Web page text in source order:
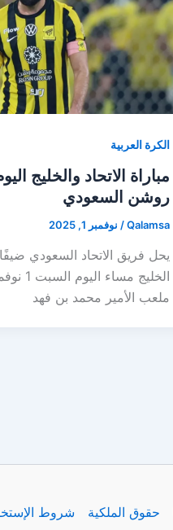
الكرة العربية
مباراة الاتحاد والخليج
روشن السعودي
Qalamsa
/ نوفمبر 1, 2025
يحل فريق الاتحاد السعودي
ملعب الأمير محمد بن فهد
حقوق الملكية شروط